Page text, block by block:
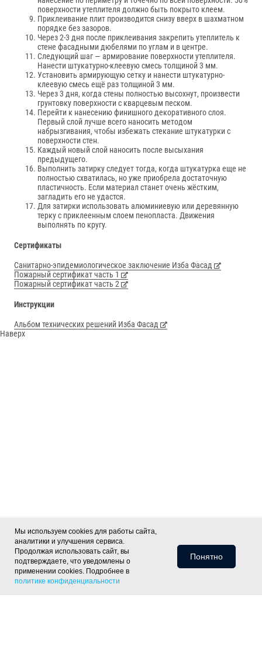
Мы используем cookies для работы сайта,
аналитики и улучшения сервиса.
Продолжая использовать сайт, вы
подтверждаете, что уведомлены о
применении cookies. Подробнее в
политике конфиденциальности
Понятно
поверхности утеплителя должно быть покрыто клеем.
Приклеивание плит производится снизу вверх в шахматном
порядке без зазоров.
Через 2-3 дня после приклеивания закрепить утеплитель к
стене фасадными дюбелями по углам и в центре.
Следующий шаг — армирование поверхности утеплителя.
Нанести штукатурно-клеевую смесь толщиной 3 мм.
Установить армирующую сетку и нанести штукатурно-
клеевую смесь ещё раз толщиной 3 мм.
Через 3 дня, когда стены полностью высохнут, произвести
грунтовку поверхности с кварцевым песком.
Перейти к нанесению финишного декоративного слоя.
Первый слой лучше всего наносить методом
набрызгивания, чтобы избежать стекание штукатурки с
поверхности стен.
Каждый новый слой наносить после высыхания
предыдущего.
Выполнить затирку следует тогда, когда штукатурка еще не
полностью схватилась, но уже приобрела достаточную
пластичность. Если материал станет очень жёстким,
загладить его не удастся.
Для затирки использовать алюминиевую или деревянную
терку с приклеенным слоем пенопласта. Движения
выполнять по кругу.
Сертификаты
Санитарно-эпидемиологическое заключение Изба Фасад
Пожарный сертификат часть 1
Пожарный сертификат часть 2
Инструкции
Альбом технических решений Изба Фасад
Наверх